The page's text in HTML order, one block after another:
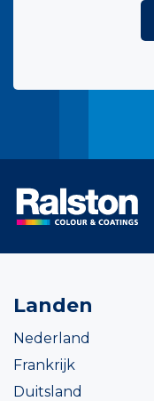
Landen
Nederland
Frankrijk
Duitsland